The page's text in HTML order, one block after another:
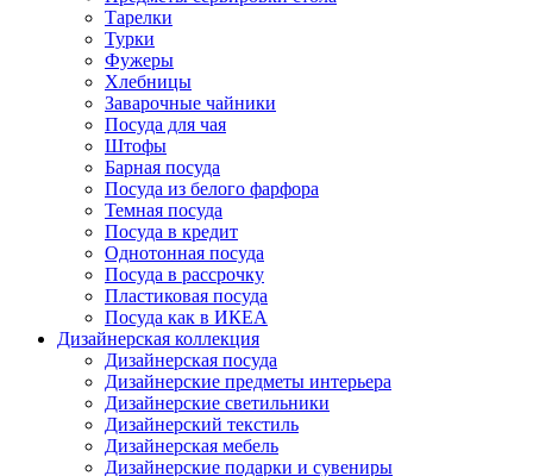
Тарелки
Турки
Фужеры
Хлебницы
Заварочные чайники
Посуда для чая
Штофы
Барная посуда
Посуда из белого фарфора
Темная посуда
Посуда в кредит
Однотонная посуда
Посуда в рассрочку
Пластиковая посуда
Посуда как в ИКЕА
Дизайнерская коллекция
Дизайнерская посуда
Дизайнерские предметы интерьера
Дизайнерские светильники
Дизайнерский текстиль
Дизайнерская мебель
Дизайнерские подарки и сувениры